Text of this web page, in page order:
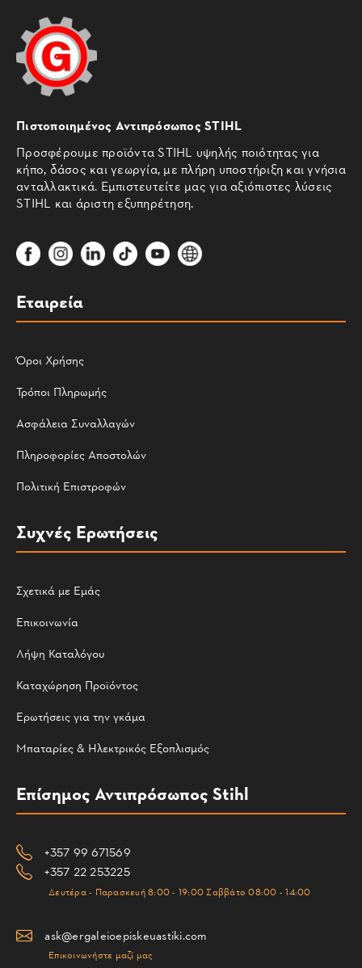
Πιστοποιημένος Αντιπρόσωπος STIHL
Προσφέρουμε προϊόντα STIHL υψηλής ποιότητας για
κήπο, δάσος και γεωργία, με πλήρη υποστήριξη και γνήσια
ανταλλακτικά. Εμπιστευτείτε μας για αξιόπιστες λύσεις
STIHL και άριστη εξυπηρέτηση.
Εταιρεία
Όροι Χρήσης
Τρόποι Πληρωμής
Ασφάλεια Συναλλαγών
Πληροφορίες Αποστολών
Πολιτική Επιστροφών
Συχνές Ερωτήσεις
Σχετικά με Εμάς
Επικοινωνία
Λήψη Καταλόγου
Καταχώρηση Προϊόντος
Ερωτήσεις για την γκάμα
Μπαταρίες & Ηλεκτρικός Εξοπλισμός
Επίσημος Αντιπρόσωπος Stihl
+357 99 671569
+357 22 253225
Δευτέρα - Παρασκευή 8:00 - 19:00 Σαββάτο 08:00 - 14:00
ask@ergaleioepiskeuastiki.com
Επικοινωνήστε μαζί μας